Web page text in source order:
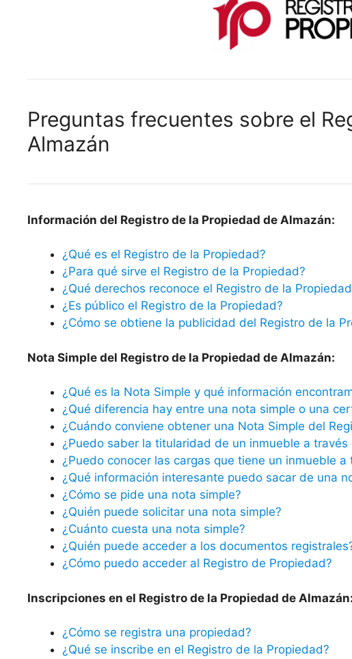
Preguntas frecuentes sobre el
Almazán
Información del Registro de la Propiedad de Almazán:
¿Qué es el Registro de la Propiedad?
¿Para qué sirve el Registro de la Propiedad?
¿Qué derechos reconoce el Registro de la
¿Es público el Registro de la Propiedad?
¿Cómo se obtiene la publicidad del Registro de la
Nota Simple del Registro de la Propiedad de Almazán:
¿Qué es la Nota Simple y qué información
¿Qué diferencia hay entre una nota simple o una
¿Cuándo conviene obtener una Nota Simple del
¿Puedo saber la titularidad de un inmueble a través
¿Puedo conocer las cargas que tiene un inmueble
¿Qué información interesante puedo sacar de una
¿Cómo se pide una nota simple?
¿Quién puede solicitar una nota simple?
¿Cuánto cuesta una nota simple?
¿Quién puede acceder a los documentos
¿Cómo puedo acceder al Registro de Propiedad?
Inscripciones en el Registro de la Propiedad de Almazán:
¿Cómo se registra una propiedad?
¿Qué se inscribe en el Registro de la Propiedad?